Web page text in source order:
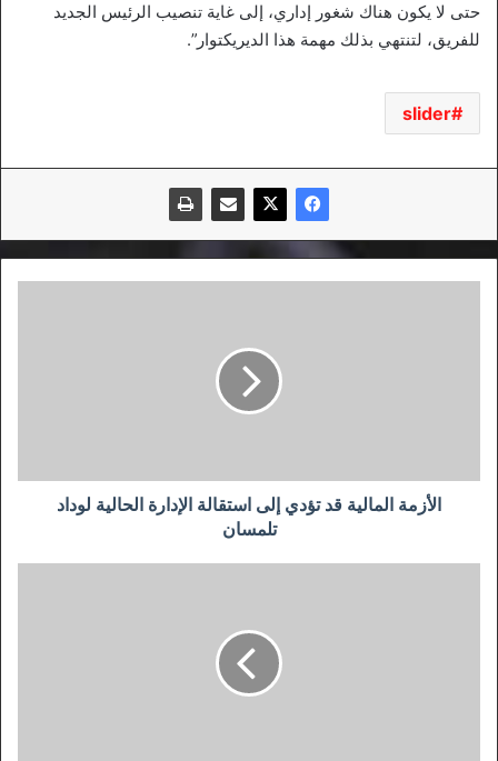
حتى لا يكون هناك شغور إداري، إلى غاية تنصيب الرئيس الجديد
للفريق، لتنتهي بذلك مهمة هذا الديريكتوار”.
slider
لوداد
تلمسانالأزمة المالية قد تؤدي إلى استقالة الإدارة الحالية لوداد
تلمسان